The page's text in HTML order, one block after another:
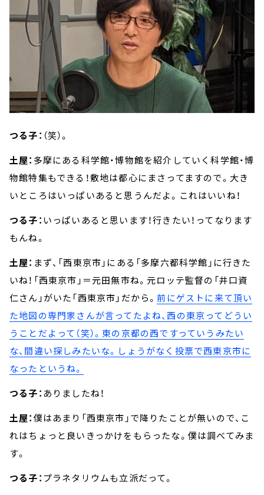
つる子： （笑）。
土屋： 多摩にある科学館・博物館を紹介していく科学館・博
物館特集もできる！敷地は都心にまさってますので。大き
いところはいっぱいあると思うんだよ。これはいいね！
つる子： いっぱいあると思います！行きたい！ってなります
もんね。
土屋： まず、「西東京市」にある「多摩六都科学館」に行きた
いね！「西東京市」＝元田無市ね。元ロッテ監督の「井口資
仁さん」がいた「西東京市」だから。前にゲストに来て頂い
た地図の専門家さんが言ってたよね、西の東京ってどうい
うことだよって（笑）。東の京都の西ですっていうみたい
な、間違い探しみたいな。しょうがなく投票で西東京市に
なったというね。
つる子： ありましたね！
土屋：僕はあまり「西東京市」で降りたことが無いので、こ
れはちょっと良いきっかけをもらったな。僕は調べてみま
す。
つる子：プラネタリウムも立派だって。